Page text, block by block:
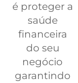
é proteger a
saúde
financeira
do seu
negócio
garantindo